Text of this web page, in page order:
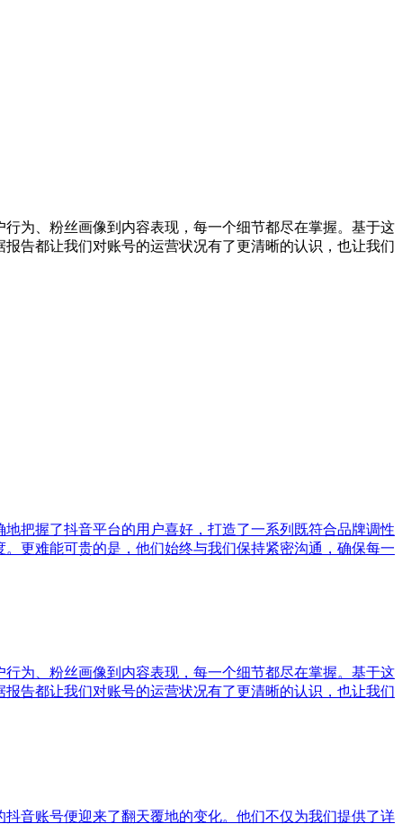
为、粉丝画像到内容表现，每一个细节都尽在掌握。基于这
告都让我们对账号的运营状况有了更清晰的认识，也让我们
把握了抖音平台的用户喜好，打造了一系列既符合品牌调性
更难能可贵的是，他们始终与我们保持紧密沟通，确保每一
为、粉丝画像到内容表现，每一个细节都尽在掌握。基于这
告都让我们对账号的运营状况有了更清晰的认识，也让我们
音账号便迎来了翻天覆地的变化。他们不仅为我们提供了详